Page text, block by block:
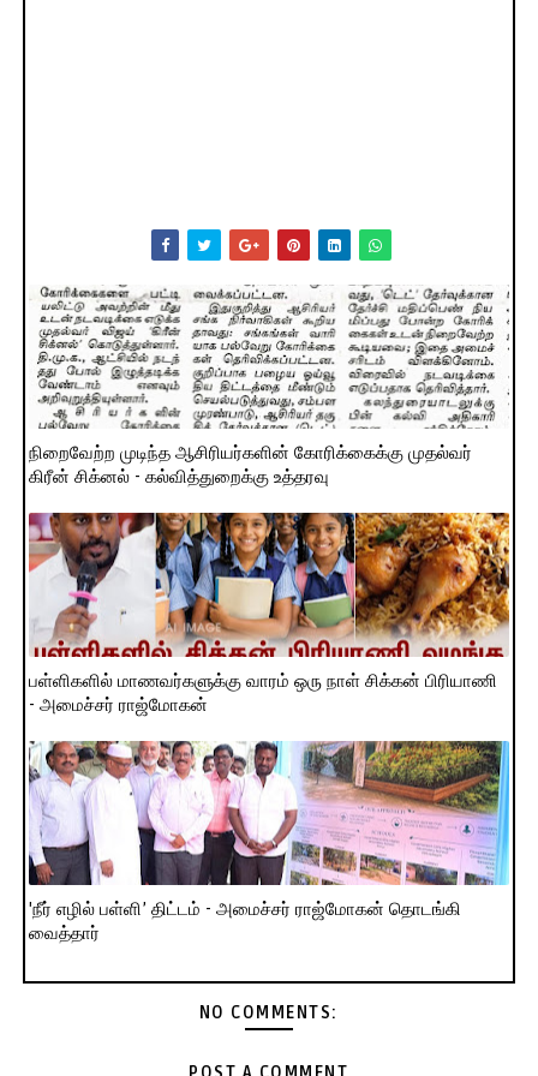
நிறைவேற்ற முடிந்த ஆசிரியர்களின் கோரிக்கைக்கு முதல்வர்
கிரீன் சிக்னல் - கல்வித்துறைக்கு உத்தரவு
பள்ளிகளில் மாணவர்களுக்கு வாரம் ஒரு நாள் சிக்கன் பிரியாணி
- அமைச்சர் ராஜ்மோகன்
'நீர் எழில் பள்ளி’ திட்டம் - அமைச்சர் ராஜ்மோகன் தொடங்கி
வைத்தார்
NO COMMENTS: